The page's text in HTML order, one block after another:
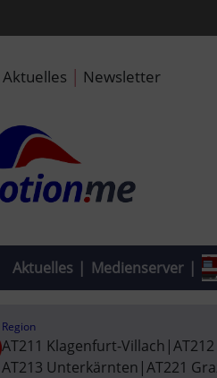
Aktuelles | Newsletter
Aktuelles | Medienserver |
Region
AT211 Klagenfurt-Villach |
AT213 Unterkärnten |AT221